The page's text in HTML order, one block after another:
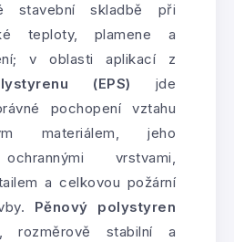
stavební skladbě při
teploty, plamene a
v oblasti aplikací z
(EPS) jde
pochopení vztahu
materiálem, jeho
vrstvami,
a celkovou požární
Pěnový polystyren
rozměrově stabilní a